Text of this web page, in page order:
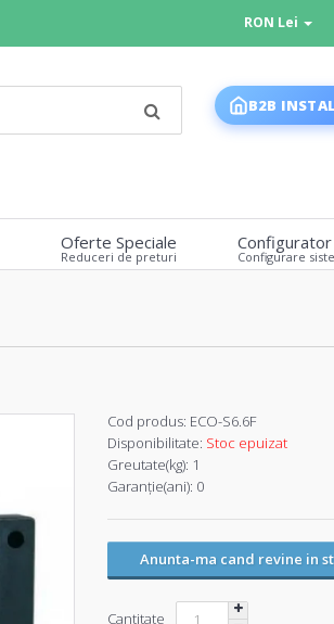
RON Lei
B2B
Oferte Speciale
Reduceri de preturi
Configurator
Configurare
Cod produs: ECO-S6.6F
Disponibilitate: Stoc epuizat
Greutate(kg): 1
Garanţie(ani): 0
Anunta-ma cand revine in
Cantitate